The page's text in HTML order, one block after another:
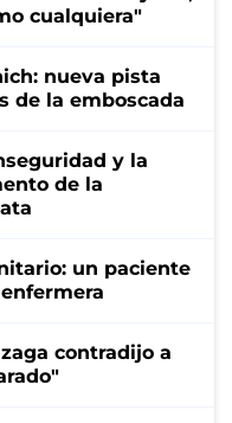
cualquiera"
nueva pista
de la emboscada
y la
de la
un paciente
contradijo a